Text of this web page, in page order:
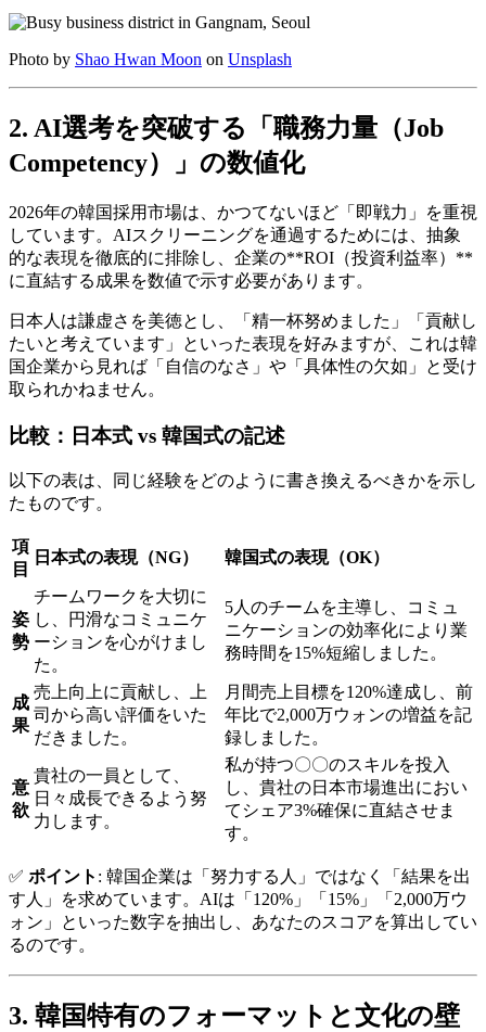
Photo by Shao Hwan Moon on Unsplash
2. AI選考を突破する「職務力量（Job
Competency）」の数値化
2026年の韓国採用市場は、かつてないほど「即戦力」を重視
しています。AIスクリーニングを通過するためには、抽象
的な表現を徹底的に排除し、企業の​**ROI（投資利益率）**
に直結する成果を数値で示す必要があります。
日本人は謙虚さを美徳とし、「精一杯努めました」「貢献し
たいと考えています」といった表現を好みますが、これは韓
国企業から見れば「自信のなさ」や「具体性の欠如」と受け
取られかねません。
比較：日本式 vs 韓国式の記述
以下の表は、同じ経験をどのように書き換えるべきかを示し
たものです。
項
目
日本式の表現（NG） 韓国式の表現（OK）
姿
勢
チームワークを大切に
し、円滑なコミュニケ
ーションを心がけまし
た。
5人のチームを主導し、コミュ
ニケーションの効率化により業
務時間を15%短縮しました。
成
果
売上向上に貢献し、上
司から高い評価をいた
だきました。
月間売上目標を120%達成し、前
年比で2,000万ウォンの増益を記
録しました。
意
欲
貴社の一員として、
日々成長できるよう努
力します。
私が持つ〇〇のスキルを投入
し、貴社の日本市場進出におい
てシェア3%確保に直結させま
す。
✅ ポイント : 韓国企業は「努力する人」ではなく「結果を出
す人」を求めています。AIは「120%」「15%」「2,000万ウ
ォン」といった数字を抽出し、あなたのスコアを算出してい
るのです。
3. 韓国特有のフォーマットと文化の壁